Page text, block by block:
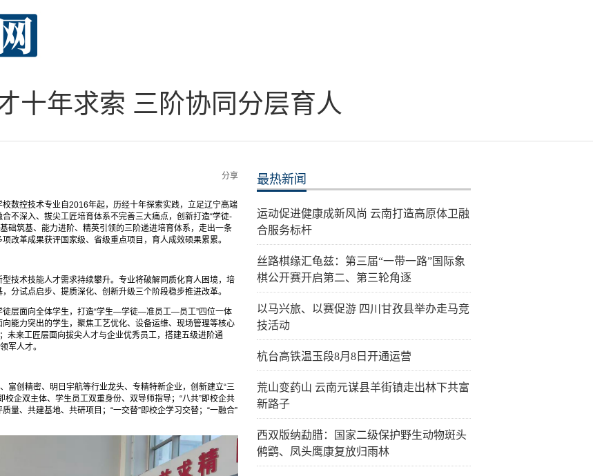
十年求索 三阶协同分层育人
分享
数控技术专业自2016年起，历经十年探索实践，立足辽宁高端
不深入、拔尖工匠培育体系不完善三大痛点，创新打造“学徒-
础筑基、能力进阶、精英引领的三阶递进培育体系，走出一条
改革成果获评国家级、省级重点项目，育人成效硕果累累。
技术技能人才需求持续攀升。专业将破解同质化育人困境，培
分试点启步、提质深化、创新升级三个阶段稳步推进改革。
层面向全体学生，打造“学生—学徒—准员工—员工”四位一体
能力突出的学生，聚焦工艺优化、设备运维、现场管理等核心
未来工匠层面向拔尖人才与企业优秀员工，搭建五级进阶通
军人才。
富创精密、明日宇航等行业龙头、专精特新企业，创新建立“三
企双主体、学生员工双重身份、双导师指导；“八共”即校企共
量、共建基地、共研项目；“一交替”即校企学习交替；“一融合”
最热新闻
运动促进健康成新风尚 云南打造高原体卫融
合服务标杆
丝路棋缘汇龟兹：第三届“一带一路”国际象
棋公开赛开启第二、第三轮角逐
以马兴旅、以赛促游 四川甘孜县举办走马竞
技活动
杭台高铁温玉段8月8日开通运营
荒山变药山 云南元谋县羊街镇走出林下共富
新路子
西双版纳勐腊：国家二级保护野生动物斑头
鸺鹠、凤头鹰康复放归雨林